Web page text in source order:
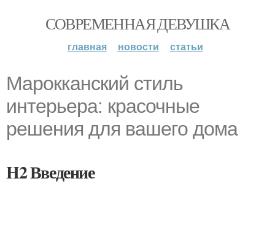
СОВРЕМЕННАЯ ДЕВУШКА
главная новости статьи
Марокканский стиль
интерьера: красочные
решения для вашего дома
H2 Введение